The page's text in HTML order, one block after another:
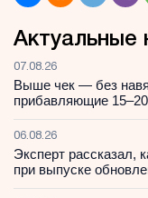
Актуальные
07.08.26
Выше чек — без
прибавляющие
06.08.26
Эксперт рассказал,
при выпуске